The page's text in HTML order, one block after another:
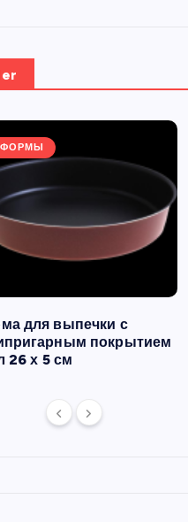
ФОРМЫ
для выпечки с
покрытием
26 х 5 см